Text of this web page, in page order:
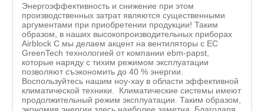
Энергоэффективность и снижение при этом
производственных затрат являются существенными
аргументами при приобретении продукции! Таким
образом, в наших высокопроизводительных приборах
Airblock C мы делаем акцент на вентиляторы с ЕС
GreenTech технологией от компании ebm-papst,
которые наряду с тихим режимом эксплуатации
позволяют съэкономить до 40 % энергии.
Воспользуйтесь нашим ноу-хау в области эффективной
климатической техники. Климатические системы имеют
продолжительный режим эксплуатации. Таким образом,